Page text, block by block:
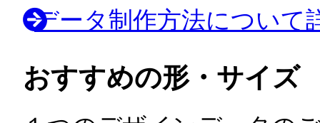
データ制作方法について
おすすめの形・サイズ